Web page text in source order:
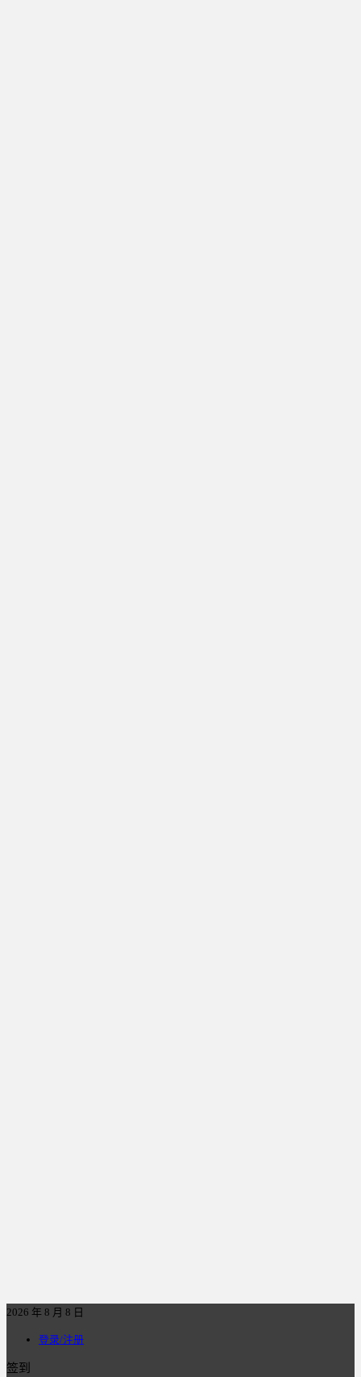
2026 年 8 月 8 日
登录/注册
签到